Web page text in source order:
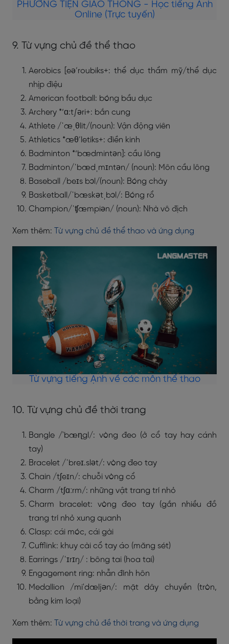
PHƯƠNG TIỆN GIAO THÔNG - Học tiếng Anh
Online (Trực tuyến)
9. Từ vựng chủ đề thể thao
Aerobics [eə’roubiks+: thể dục thẩm mỹ/thể dục
nhịp điệu
American football: bóng bầu dục
Archery *‘ɑ:t∫əri+: bắn cung
Athlete /ˈæˌθlit/(noun): Vận động viên
Athletics *æθ’letiks+: điền kinh
Badminton *‘bædmintən]: cầu lông
Badminton/ˈbædˌmɪntən/ (noun): Môn cầu lông
Baseball /beɪs bɔl/(noun): Bóng chày
Basketball/ˈbæskətˌbɔl/: Bóng rổ
Champion/ˈʧæmpiən/ (noun): Nhà vô địch
Xem thêm: Từ vựng chủ đề thể thao và ứng dụng
Từ vựng tiếng Ạnh về các môn thể thao
10. Từ vựng chủ đề thời trang
Bangle /'bæɳgl/: vòng đeo (ở cổ tay hay cánh
tay)
Bracelet /ˈbreɪ.slət/: vòng đeo tay
Chain /tʃeɪn/: chuỗi vòng cổ
Charm /tʃɑːrm/: những vật trang trí nhỏ
Charm bracelet: vòng đeo tay (gắn nhiều đồ
trang trí nhỏ xung quanh
Clasp: cái móc, cái gài
Cufflink: khuy cài cổ tay áo (măng sét)
Earrings /ˈɪrɪŋ/ : bông tai (hoa tai)
Engagement ring: nhẫn đính hôn
Medallion /mi'dæljən/: mặt dây chuyền (tròn,
bằng kim loại)
Xem thêm: Từ vựng chủ đề thời trang và ứng dụng